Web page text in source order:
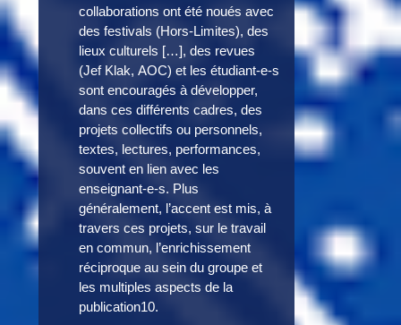
collaborations ont été noués avec
des festivals (Hors-Limites), des
lieux culturels […], des revues
(Jef Klak, AOC) et les étudiant-e-s
sont encouragés à développer,
dans ces différents cadres, des
projets collectifs ou personnels,
textes, lectures, performances,
souvent en lien avec les
enseignant-e-s. Plus
généralement, l’accent est mis, à
travers ces projets, sur le travail
en commun, l’enrichissement
réciproque au sein du groupe et
les multiples aspects de la
publication10.